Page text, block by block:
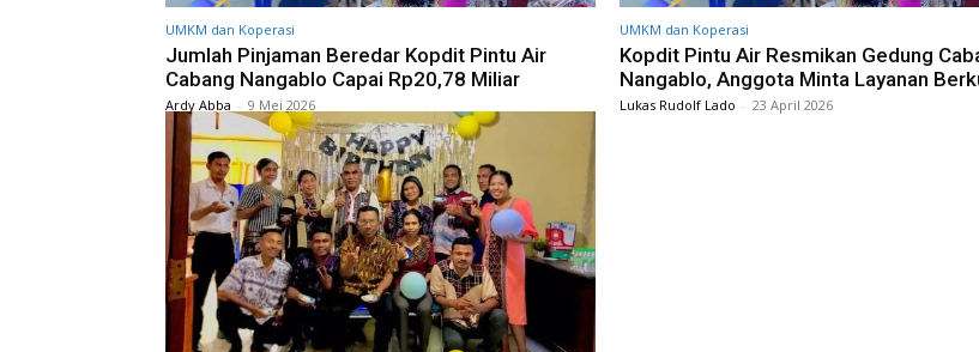
UMKM dan Koperasi
Jumlah Pinjaman Beredar Kopdit Pintu Air
Cabang Nangablo Capai Rp20,78 Miliar
Ardy Abba - 9 Mei 2026
UMKM dan Koperasi
Kopdit Pintu Air Resmikan Gedung
Nangablo, Anggota Minta Layanan
Lukas Rudolf Lado - 23 April 2026